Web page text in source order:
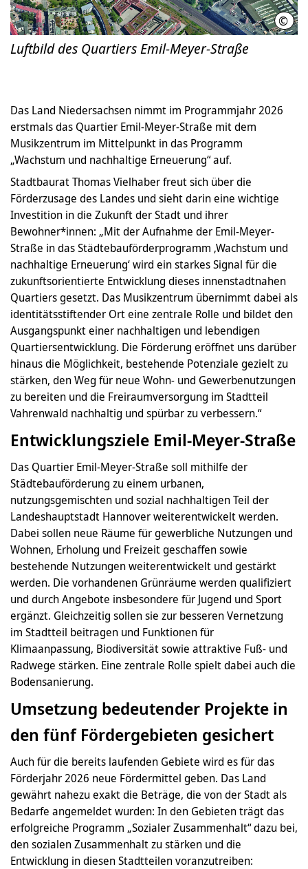
©
Luftbild des Quartiers Emil-Meyer-Straße
Das Land Niedersachsen nimmt im Programmjahr 2026
erstmals das Quartier Emil-Meyer-Straße mit dem
Musikzentrum im Mittelpunkt in das Programm
„Wachstum und nachhaltige Erneuerung“ auf.
Stadtbaurat Thomas Vielhaber freut sich über die
Förderzusage des Landes und sieht darin eine wichtige
Investition in die Zukunft der Stadt und ihrer
Bewohner*innen: „Mit der Aufnahme der Emil-Meyer-
Straße in das Städtebauförderprogramm ‚Wachstum und
nachhaltige Erneuerung‘ wird ein starkes Signal für die
zukunftsorientierte Entwicklung dieses innenstadtnahen
Quartiers gesetzt. Das Musikzentrum übernimmt dabei als
identitätsstiftender Ort eine zentrale Rolle und bildet den
Ausgangspunkt einer nachhaltigen und lebendigen
Quartiersentwicklung. Die Förderung eröffnet uns darüber
hinaus die Möglichkeit, bestehende Potenziale gezielt zu
stärken, den Weg für neue Wohn- und Gewerbenutzungen
zu bereiten und die Freiraumversorgung im Stadtteil
Vahrenwald nachhaltig und spürbar zu verbessern.“
Entwicklungsziele Emil-Meyer-Straße
Das Quartier Emil-Meyer-Straße soll mithilfe der
Städtebauförderung zu einem urbanen,
nutzungsgemischten und sozial nachhaltigen Teil der
Landeshauptstadt Hannover weiterentwickelt werden.
Dabei sollen neue Räume für gewerbliche Nutzungen und
Wohnen, Erholung und Freizeit geschaffen sowie
bestehende Nutzungen weiterentwickelt und gestärkt
werden. Die vorhandenen Grünräume werden qualifiziert
und durch Angebote insbesondere für Jugend und Sport
ergänzt. Gleichzeitig sollen sie zur besseren Vernetzung
im Stadtteil beitragen und Funktionen für
Klimaanpassung, Biodiversität sowie attraktive Fuß- und
Radwege stärken. Eine zentrale Rolle spielt dabei auch die
Bodensanierung.
Umsetzung bedeutender Projekte in
den fünf Fördergebieten gesichert
Auch für die bereits laufenden Gebiete wird es für das
Förderjahr 2026 neue Fördermittel geben. Das Land
gewährt nahezu exakt die Beträge, die von der Stadt als
Bedarfe angemeldet wurden: In den Gebieten trägt das
erfolgreiche Programm „Sozialer Zusammenhalt“ dazu bei,
den sozialen Zusammenhalt zu stärken und die
Entwicklung in diesen Stadtteilen voranzutreiben: